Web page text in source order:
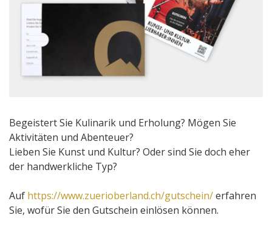
Begeistert Sie Kulinarik und Erholung? Mögen Sie
Aktivitäten und Abenteuer?
Lieben Sie Kunst und Kultur? Oder sind Sie doch eher
der handwerkliche Typ?
Auf https://www.zuerioberland.ch/gutschein/erfahren
Sie, wofür Sie den Gutschein einlösen können.